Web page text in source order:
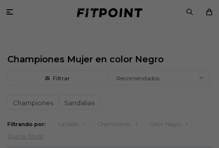

Championes Mujer en color Negro
Recomendados
Championes Sandalias
Filtrando por: Calzado Championes Color: Negro
Quitar filtros